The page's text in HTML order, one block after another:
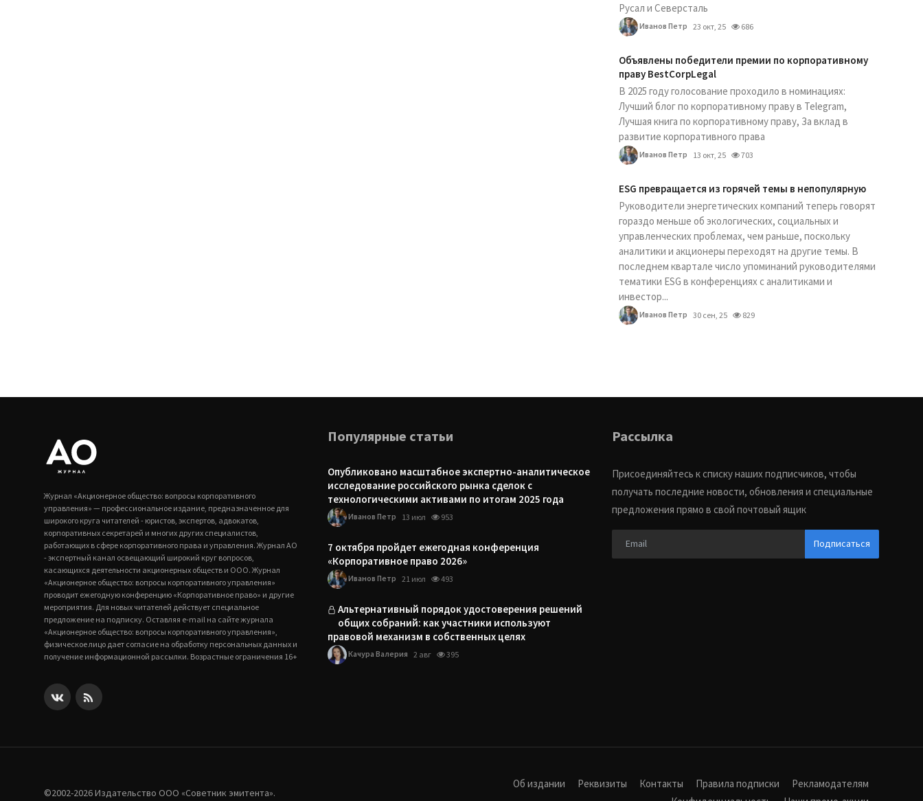
Русал и Северсталь
Иванов Петр 23 окт, 25 686
Объявлены победители премии по корпоративному
праву BestCorpLegal
В 2025 году голосование проходило в номинациях:
Лучший блог по корпоративному праву в Telegram,
Лучшая книга по корпоративному праву, За вклад в
развитие корпоративного права
Иванов Петр 13 окт, 25 703
ESG превращается из горячей темы в непопулярную
Руководители энергетических компаний теперь говорят
гораздо меньше об экологических, социальных и
управленческих проблемах, чем раньше, поскольку
аналитики и акционеры переходят на другие темы. В
последнем квартале число упоминаний руководителями
тематики ESG в конференциях с аналитиками и
инвестор...
Иванов Петр 30 сен, 25 829
Журнал «Акционерное общество: вопросы корпоративного
управления» — профессиональное издание, предназначенное для
широкого круга читателей - юристов, экспертов, адвокатов,
корпоративных секретарей и многих других специалистов,
работающих в сфере корпоративного права и управления. Журнал АО
- экспертный канал освещающий широкий круг вопросов,
касающихся деятельности акционерных обществ и ООО. Журнал
«Акционерное общество: вопросы корпоративного управления»
проводит ежегодную конференцию «Корпоративное право» и другие
мероприятия. Для новых читателей действует специальное
предложение на подписку. Оставляя e-mail на сайте журнала
«Акционерное общество: вопросы корпоративного управления»,
физическое лицо дает согласие на обработку персональных данных и
получение информационной рассылки. Возрастные ограничения 16+
Популярные статьи
Опубликовано масштабное экспертно-аналитическое
исследование российского рынка сделок с
технологическими активами по итогам 2025 года
Иванов Петр 13 июл 953
7 октября пройдет ежегодная конференция
«Корпоративное право 2026»
Иванов Петр 21 июл 493
Альтернативный порядок удостоверения решений
общих собраний: как участники используют
правовой механизм в собственных целях
Качура Валерия 2 авг 395
Рассылка
Присоединяйтесь к списку наших подписчиков, чтобы
получать последние новости, обновления и специальные
предложения прямо в свой почтовый ящик
Подписаться
©2002-2026 Издательство ООО «‎Советник эмитента».
Об издании Реквизиты Контакты Правила подписки
Рекламодателям